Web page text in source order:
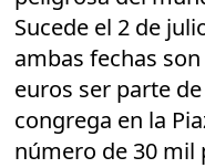
Sucede el 2 de
ambas fechas
euros ser parte
congrega en la
número de 30 mil